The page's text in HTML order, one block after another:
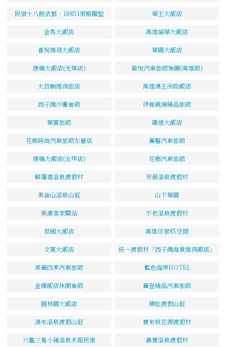
民宿十八般武藝‧18851策略聯盟 華王大飯店
金馬大飯店 高雄福華大飯店
喜悅商務大飯店 華園大飯店
康橋大飯店(光華店) 歐悅汽車旅館集團(高雄館)
大目鮪商務旅店 高雄漢王洲際飯店
西子灣沙灘會館 伊甸風情精品旅館
華賓旅館 龍達大飯店
花鄉時尚汽車旅館左營店 麗馨汽車旅館
康橋大飯店(五甲店) 花鄉汽車旅館
蘇羅婆溫泉渡假村 芳晨溫泉渡假村
美崙山溫泉山莊 山下華園
美濃客家驛站 不老溫泉渡假村
世國大飯店 高雄住宿85空間
文賓大飯店 統一渡假村「西子灣海景商務飯店」
美麗四季汽車旅館 藍色海岸HOTEL
金輝飯店休閒會館 麗登精品汽車旅館
圓林園大飯店 德旺渡假山莊
鴻來溫泉渡假山莊 寶來桃花源渡假村
六龜三隻小豬溫泉木屋民宿 嘉寶溫泉渡假村